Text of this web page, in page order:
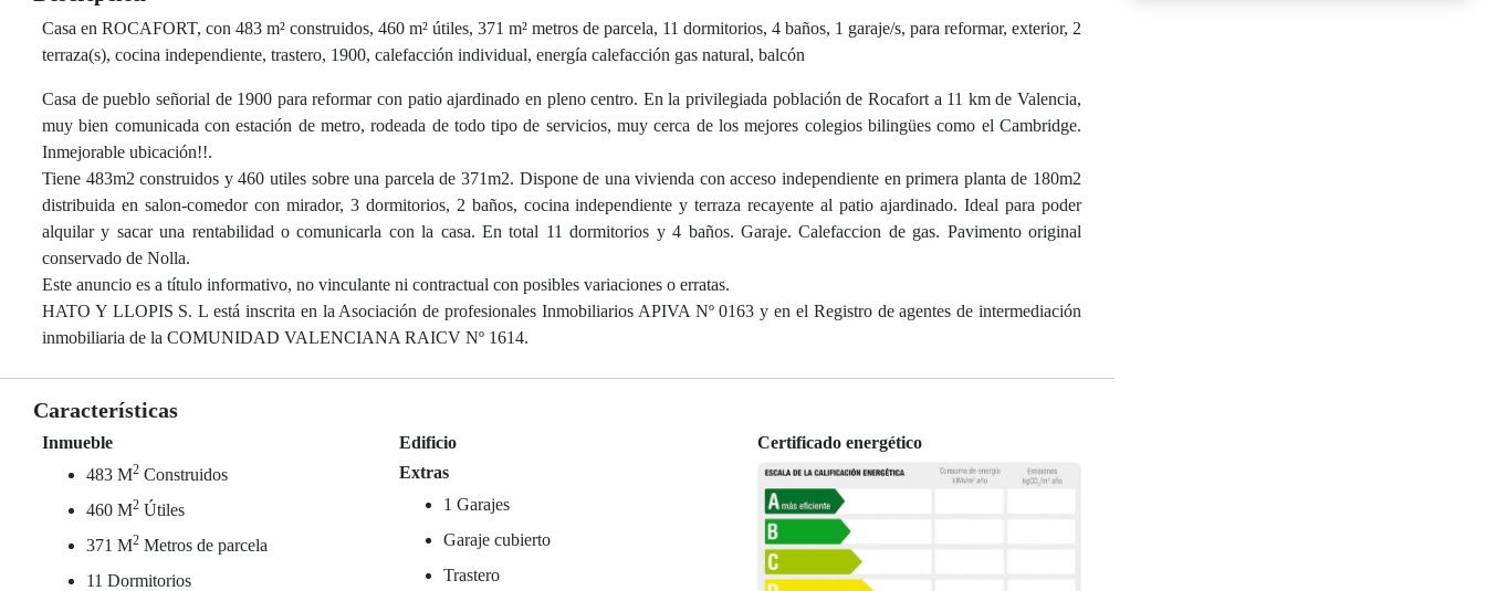
Casa en ROCAFORT, con 483 m² construidos, 460 m² útiles, 371 m² metros de parcela, 11 dormitorios, 4 baños, 1 garaje/s, para reformar, exterior, 2
terraza(s), cocina independiente, trastero, 1900, calefacción individual, energía calefacción gas natural, balcón
Casa de pueblo señorial de 1900 para reformar con patio ajardinado en pleno centro. En la privilegiada población de Rocafort a 11 km de Valencia,
muy bien comunicada con estación de metro, rodeada de todo tipo de servicios, muy cerca de los mejores colegios bilingües como el Cambridge.
Inmejorable ubicación!!.
Tiene 483m2 construidos y 460 utiles sobre una parcela de 371m2. Dispone de una vivienda con acceso independiente en primera planta de 180m2
distribuida en salon-comedor con mirador, 3 dormitorios, 2 baños, cocina independiente y terraza recayente al patio ajardinado. Ideal para poder
alquilar y sacar una rentabilidad o comunicarla con la casa. En total 11 dormitorios y 4 baños. Garaje. Calefaccion de gas. Pavimento original
conservado de Nolla.
Este anuncio es a título informativo, no vinculante ni contractual con posibles variaciones o erratas.
HATO Y LLOPIS S. L está inscrita en la Asociación de profesionales Inmobiliarios APIVA Nº 0163 y en el Registro de agentes de intermediación
inmobiliaria de la COMUNIDAD VALENCIANA RAICV Nº 1614.
Características
Inmueble
483 M2 Construidos
460 M2 Útiles
371 M2 Metros de parcela
11 Dormitorios
Edificio
Extras
1 Garajes
Garaje cubierto
Trastero
Certificado energético